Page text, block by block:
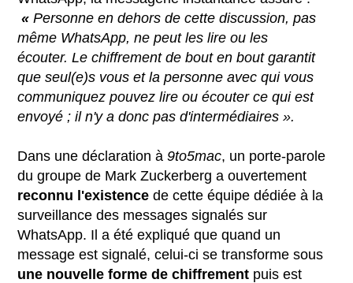
«Personne en dehors de cette discussion, pas
même WhatsApp, ne peut les lire ou les
écouter. Le chiffrement de bout en bout garantit
que seul(e)s vous et la personne avec qui vous
communiquez pouvez lire ou écouter ce qui est
envoyé ; il n'y a donc pas d'intermédiaires ».
Dans une déclaration à9to5mac, un porte-parole
du groupe de Mark Zuckerberg a ouvertement
reconnu l'existence de cette équipe dédiée à la
surveillance des messages signalés sur
WhatsApp. Il a été expliqué que quand un
message est signalé, celui-ci se transforme sous
une nouvelle forme de chiffrement puis est